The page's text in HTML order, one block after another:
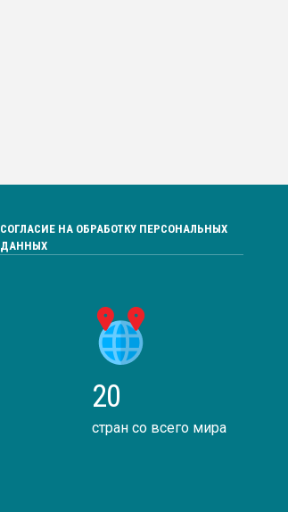
СОГЛАСИЕ НА ОБРАБОТКУ ПЕРСОНАЛЬНЫХ
ДАННЫХ
20
стран со всего мира